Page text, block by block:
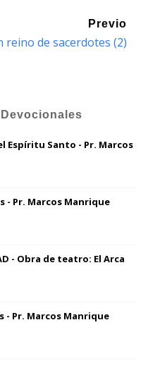
Previo
reino de sacerdotes (2)
Devocionales
Espíritu Santo - Pr. Marcos
- Pr. Marcos Manrique
- Obra de teatro: El Arca
- Pr. Marcos Manrique